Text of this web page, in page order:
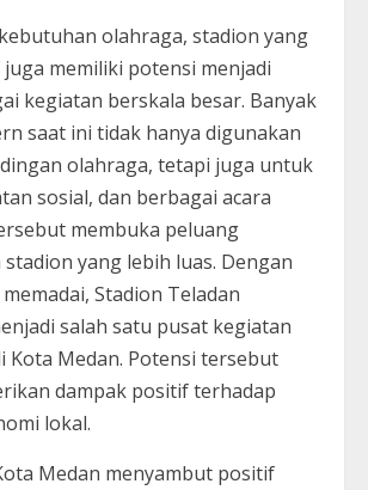
olahraga, stadion yang
memiliki potensi menjadi
kegiatan berskala besar. Banyak
saat ini tidak hanya digunakan
olahraga, tetapi juga untuk
sosial, dan berbagai acara
membuka peluang
yang lebih luas. Dengan
Stadion Teladan
salah satu pusat kegiatan
Kota Medan. Potensi tersebut
dampak positif terhadap
lokal.
Medan menyambut positif